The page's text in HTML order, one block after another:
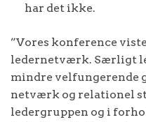
har det ikke.
”Vores konference
ledernetværk. Særligt
mindre velfungerende
netværk og relationel
ledergruppen og i